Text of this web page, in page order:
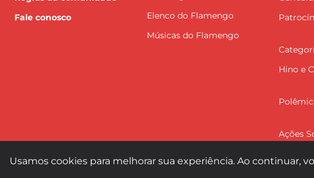
Fale conosco
Elenco do Flamengo
Músicas do Flamengo
Hino e
Ações
Usamos cookies para melhorar sua experiência. Ao continuar,